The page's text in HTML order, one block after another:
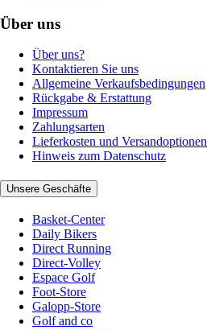
Über uns
Über uns?
Kontaktieren Sie uns
Allgemeine Verkaufsbedingungen
Rückgabe & Erstattung
Impressum
Zahlungsarten
Lieferkosten und Versandoptionen
Hinweis zum Datenschutz
Unsere Geschäfte
Basket-Center
Daily Bikers
Direct Running
Direct-Volley
Espace Golf
Foot-Store
Galopp-Store
Golf and co